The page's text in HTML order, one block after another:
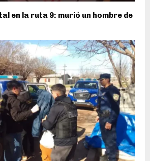
en la ruta 9: murió un hombre de